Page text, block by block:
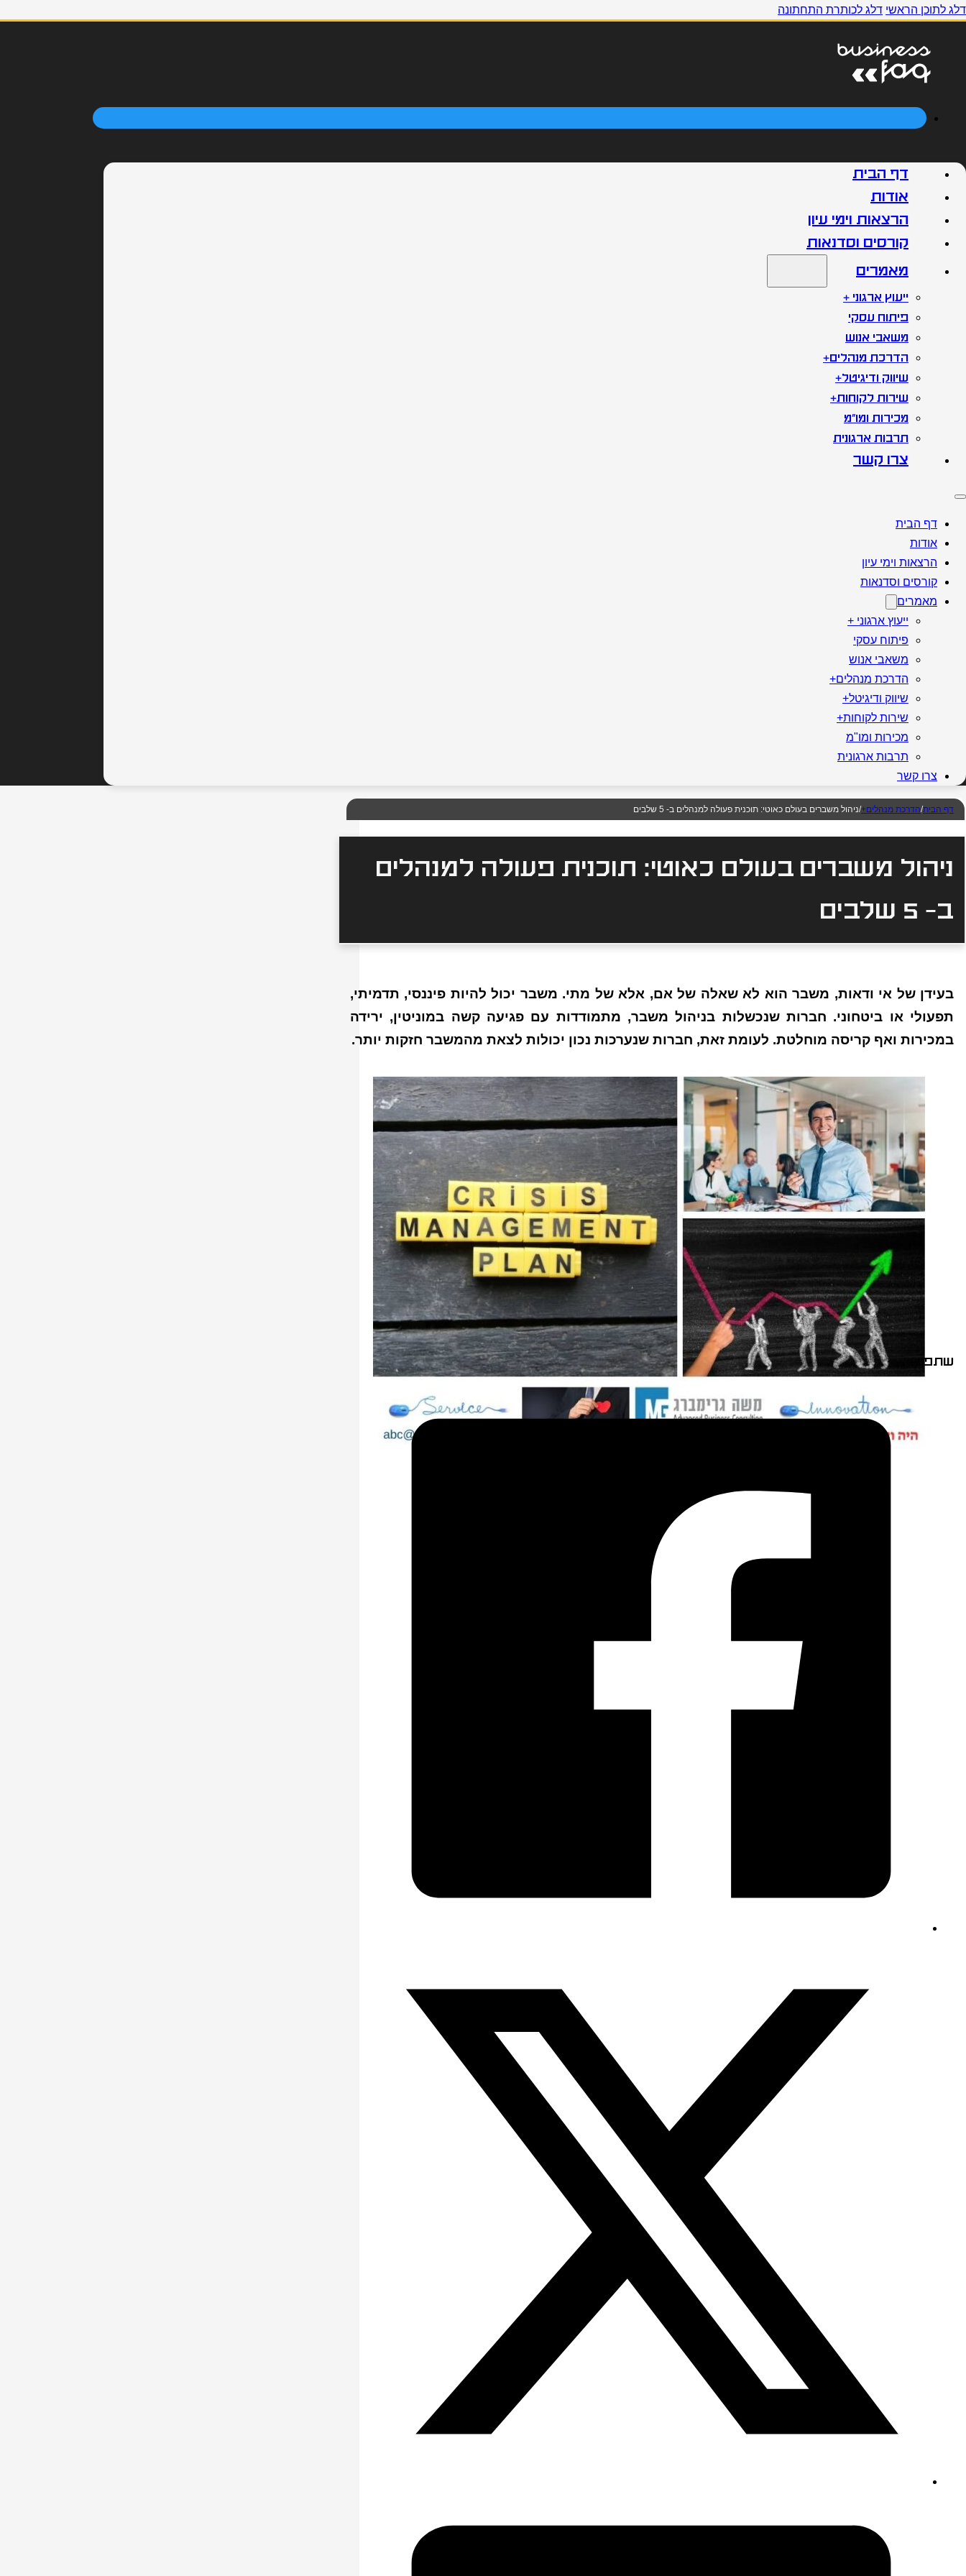
דלג לתוכן הראשי דלג לכותרת התחתונה
דף הבית
אודות
הרצאות וימי עיון
קורסים וסדנאות
מאמרים
ייעוץ ארגוני +
פיתוח עסקי
משאבי אנוש
הדרכת מנהלים+
שיווק ודיגיטל+
שירות לקוחות+
מכירות ומו"מ
תרבות ארגונית
צרו קשר
דף הבית
אודות
הרצאות וימי עיון
קורסים וסדנאות
מאמרים
ייעוץ ארגוני +
פיתוח עסקי
משאבי אנוש
הדרכת מנהלים+
שיווק ודיגיטל+
שירות לקוחות+
מכירות ומו"מ
תרבות ארגונית
צרו קשר
דף הבית/הדרכת מנהלים+/ניהול משברים בעולם כאוטי: תוכנית פעולה למנהלים ב- 5 שלבים
ניהול משברים בעולם כאוטי: תוכנית פעולה למנהלים
ב- 5 שלבים
בעידן של אי ודאות, משבר הוא לא שאלה של אם, אלא של מתי. משבר יכול להיות פיננסי, תדמיתי,
תפעולי או ביטחוני. חברות שנכשלות בניהול משבר, מתמודדות עם פגיעה קשה במוניטין, ירידה
במכירות ואף קריסה מוחלטת. לעומת זאת, חברות שנערכות נכון יכולות לצאת מהמשבר חזקות יותר.
שתפו: